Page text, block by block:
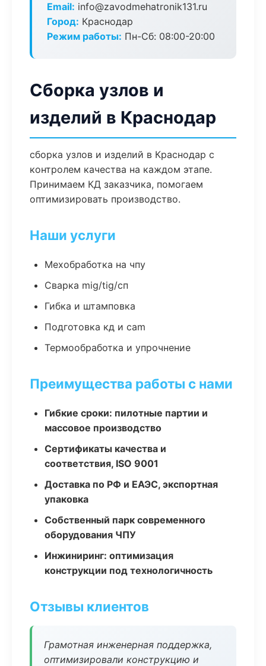
Email: info@zavodmehatronik131.ru
Город: Краснодар
Режим работы: Пн-Сб: 08:00-20:00
Сборка узлов и
изделий в Краснодар
сборка узлов и изделий в Краснодар с
контролем качества на каждом этапе.
Принимаем КД заказчика, помогаем
оптимизировать производство.
Наши услуги
Мехобработка на чпу
Сварка mig/tig/сп
Гибка и штамповка
Подготовка кд и cam
Термообработка и упрочнение
Преимущества работы с нами
Гибкие сроки: пилотные партии и
массовое производство
Сертификаты качества и
соответствия, ISO 9001
Доставка по РФ и ЕАЭС, экспортная
упаковка
Собственный парк современного
оборудования ЧПУ
Инжиниринг: оптимизация
конструкции под технологичность
Отзывы клиентов
Грамотная инженерная поддержка,
оптимизировали конструкцию и